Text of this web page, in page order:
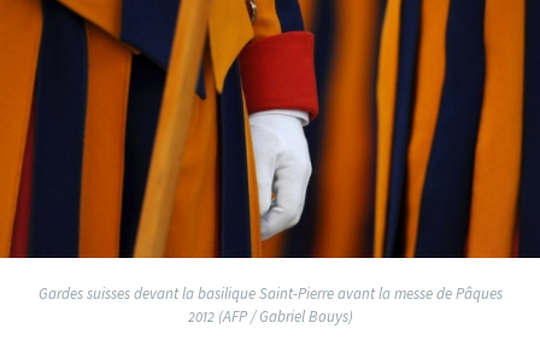
Gardes suisses devant la basilique Saint-Pierre avant la messe de Pâques
2012 (AFP / Gabriel Bouys)